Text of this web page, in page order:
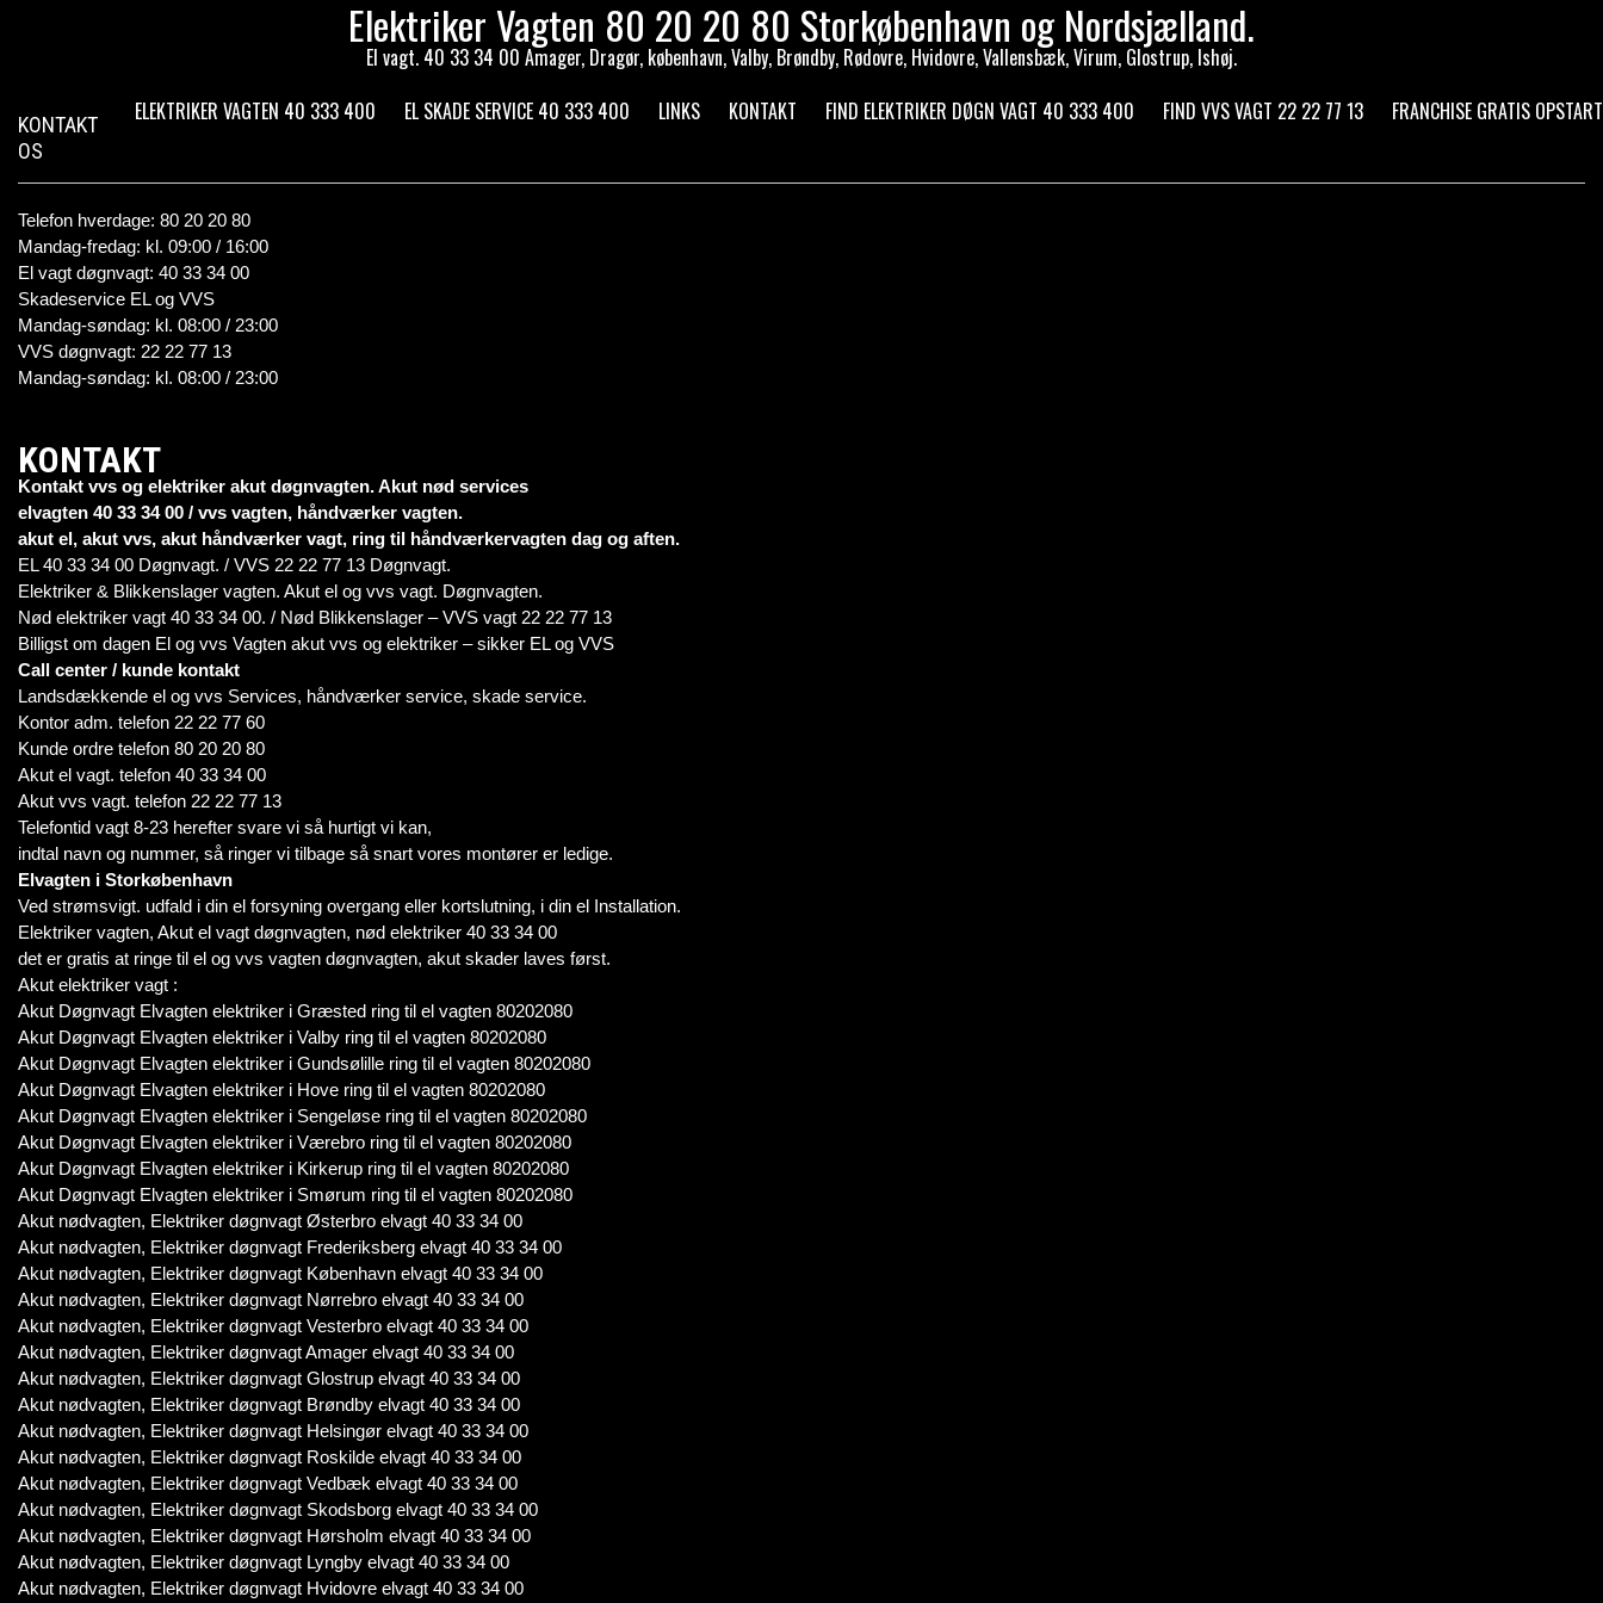
Elektriker Vagten 80 20 20 80 Storkøbenhavn og Nordsjælland.
El vagt. 40 33 34 00 Amager, Dragør, københavn, Valby, Brøndby, Rødovre, Hvidovre, Vallensbæk, Virum, Glostrup, Ishøj.
ELEKTRIKER VAGTEN 40 333 400
EL SKADE SERVICE 40 333 400 LINKS KONTAKT FIND ELEKTRIKER DØGN VAGT 40 333 400 FIND VVS VAGT 22 22 77 13 FRANCHISE GRATIS OPSTART
KONTAKT
OS
Telefon hverdage: 80 20 20 80
Mandag-fredag: kl. 09:00 / 16:00
El vagt døgnvagt: 40 33 34 00
Skadeservice EL og VVS
Mandag-søndag: kl. 08:00 / 23:00
VVS døgnvagt: 22 22 77 13
Mandag-søndag: kl. 08:00 / 23:00
KONTAKT
Kontakt vvs og elektriker akut døgnvagten. Akut nød services
elvagten 40 33 34 00 / vvs vagten, håndværker vagten.
akut el, akut vvs, akut håndværker vagt, ring til håndværkervagten dag og aften.
EL 40 33 34 00 Døgnvagt. / VVS 22 22 77 13 Døgnvagt.
Elektriker & Blikkenslager vagten. Akut el og vvs vagt. Døgnvagten.
Nød elektriker vagt 40 33 34 00. / Nød Blikkenslager – VVS vagt 22 22 77 13
Billigst om dagen El og vvs Vagten akut vvs og elektriker – sikker EL og VVS
Call center / kunde kontakt
Landsdækkende el og vvs Services, håndværker service, skade service.
Kontor adm. telefon 22 22 77 60
Kunde ordre telefon 80 20 20 80
Akut el vagt. telefon 40 33 34 00
Akut vvs vagt. telefon 22 22 77 13
Telefontid vagt 8-23 herefter svare vi så hurtigt vi kan,
indtal navn og nummer, så ringer vi tilbage så snart vores montører er ledige.
Elvagten i Storkøbenhavn
Ved strømsvigt. udfald i din el forsyning overgang eller kortslutning, i din el Installation.
Elektriker vagten, Akut el vagt døgnvagten, nød elektriker 40 33 34 00
det er gratis at ringe til el og vvs vagten døgnvagten, akut skader laves først.
Akut elektriker vagt :
Akut Døgnvagt Elvagten elektriker i Græsted ring til el vagten 80202080
Akut Døgnvagt Elvagten elektriker i Valby ring til el vagten 80202080
Akut Døgnvagt Elvagten elektriker i Gundsølille ring til el vagten 80202080
Akut Døgnvagt Elvagten elektriker i Hove ring til el vagten 80202080
Akut Døgnvagt Elvagten elektriker i Sengeløse ring til el vagten 80202080
Akut Døgnvagt Elvagten elektriker i Værebro ring til el vagten 80202080
Akut Døgnvagt Elvagten elektriker i Kirkerup ring til el vagten 80202080
Akut Døgnvagt Elvagten elektriker i Smørum ring til el vagten 80202080
Akut nødvagten, Elektriker døgnvagt Østerbro elvagt 40 33 34 00
Akut nødvagten, Elektriker døgnvagt Frederiksberg elvagt 40 33 34 00
Akut nødvagten, Elektriker døgnvagt København elvagt 40 33 34 00
Akut nødvagten, Elektriker døgnvagt Nørrebro elvagt 40 33 34 00
Akut nødvagten, Elektriker døgnvagt Vesterbro elvagt 40 33 34 00
Akut nødvagten, Elektriker døgnvagt Amager elvagt 40 33 34 00
Akut nødvagten, Elektriker døgnvagt Glostrup elvagt 40 33 34 00
Akut nødvagten, Elektriker døgnvagt Brøndby elvagt 40 33 34 00
Akut nødvagten, Elektriker døgnvagt Helsingør elvagt 40 33 34 00
Akut nødvagten, Elektriker døgnvagt Roskilde elvagt 40 33 34 00
Akut nødvagten, Elektriker døgnvagt Vedbæk elvagt 40 33 34 00
Akut nødvagten, Elektriker døgnvagt Skodsborg elvagt 40 33 34 00
Akut nødvagten, Elektriker døgnvagt Hørsholm elvagt 40 33 34 00
Akut nødvagten, Elektriker døgnvagt Lyngby elvagt 40 33 34 00
Akut nødvagten, Elektriker døgnvagt Hvidovre elvagt 40 33 34 00